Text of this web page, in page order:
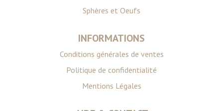
Sphères et Oeufs
INFORMATIONS
Conditions générales de ventes
Politique de confidentialité
Mentions Légales